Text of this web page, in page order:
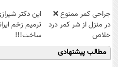
جراحی کمر ممنوع ❌
در منزل از شر کمر درد
خلاص
شوید◂پرسش‌نامه
این دکتر
ترمیم زخم
ساخت!!!
مطالب پیشنهادی